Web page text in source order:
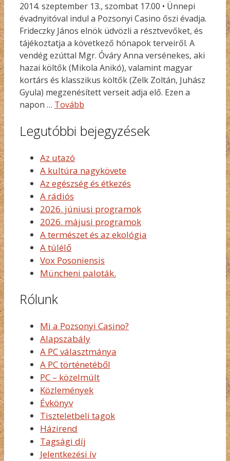
2014. szeptember 13., szombat 17.00 • Ünnepi
évadnyitóval indul a Pozsonyi Casino őszi évadja.
Frideczky János elnök üdvözli a résztvevőket, és
tájékoztatja a következő hónapok terveiről. A
vendég ezúttal Mgr. Óváry Anna versénekes, aki
hazai költők (Mikola Anikó), valamint magyar
kortárs és klasszikus költők (Zelk Zoltán, Juhász
Gyula) megzenésített verseit adja elő. Ezen a
napon … Tovább
Legutóbbi bejegyzések
Az utazó
A kultúra nagykövete
Az egészség és étkezés
A rádiós
2026. júniusi programok
2026. májusi programok
A természet és az ekológia
A túlélő
Vox Posoniensis
Müncheni paloták.
Rólunk
Mi a Pozsonyi Casino?
Alapszabály
A PC választmánya
A PC történetéből
PC – közelmúlt
Közlemények
Évkönyv
Tiszteletbeli tagok
Házirend
Tagsági díj
Jelentkezési ív